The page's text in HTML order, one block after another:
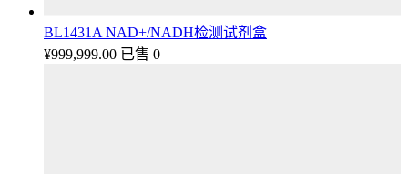
BL1431A NAD+/NADH检测试剂盒
¥999,999.00 已售 0